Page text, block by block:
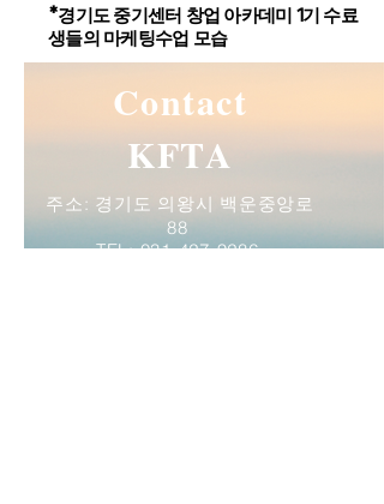
*경기도 중기센터 창업 아카데미 1기 수료
생들의 마케팅수업 모습
Contact
KFTA
주소: 경기도 의왕시 백운중앙로
88
TEL:031-427-9286